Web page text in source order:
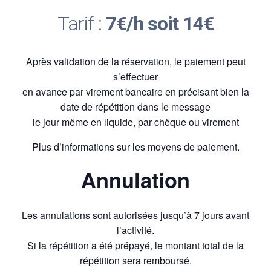
Tarif : 7€/h soit 14€
Après validation de la réservation, le paiement peut
s’effectuer
en avance par virement bancaire en précisant bien la
date de répétition dans le message
le jour même en liquide, par chèque ou virement
Plus d’informations sur les moyens de paiement.
Annulation
Les annulations sont autorisées jusqu’à 7 jours avant
l’activité.
Si la répétition a été prépayé, le montant total de la
répétition sera remboursé.